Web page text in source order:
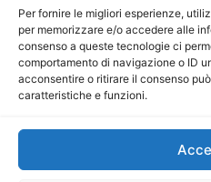
Per fornire le migliori esperienze,
per memorizzare e/o accedere alle
consenso a queste tecnologie ci
comportamento di navigazione o ID
acconsentire o ritirare il consenso
caratteristiche e funzioni.
Direttore Editoriale:
Direttore
P.IVA:
Mercurio Comunicazione